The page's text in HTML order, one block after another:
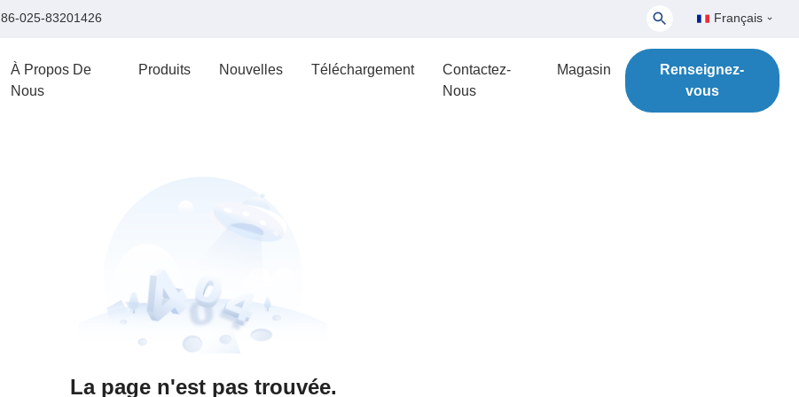
86-025-83201426 Français
À Propos De
Nous
Produits Nouvelles Téléchargement
Contactez-
Nous
Magasin
Renseignez-
vous
La page n'est pas trouvée.